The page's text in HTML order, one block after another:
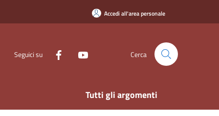
Accedi all'area personale
Seguici su Cerca
Tutti gli argomenti